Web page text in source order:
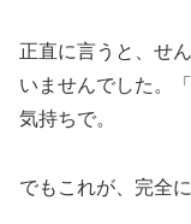
正直に言うと、せ
いませんでした。
気持ちで。
でもこれが、完全